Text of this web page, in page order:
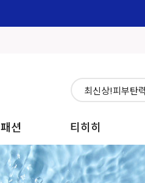
패션 티히히